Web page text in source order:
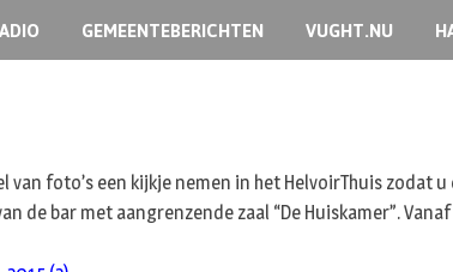
GEMEENTEBERICHTEN VUGHT.NU
van foto’s een kijkje nemen in het HelvoirThuis zodat
de bar met aangrenzende zaal “De Huiskamer”.